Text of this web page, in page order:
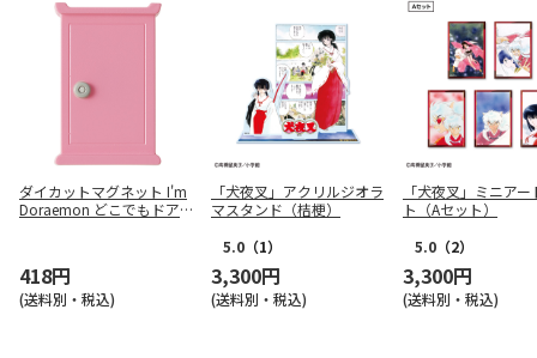
ダイカットマグネット I'm
Doraemon どこでもドア
418円
(送料別・税込)
「犬夜叉」アクリルジオラ
マスタンド（桔梗）
5.0 （1）
3,300円
(送料別・税込)
「犬夜叉」ミニア
ト（Aセット）
5.0 （2）
3,300円
(送料別・税込)